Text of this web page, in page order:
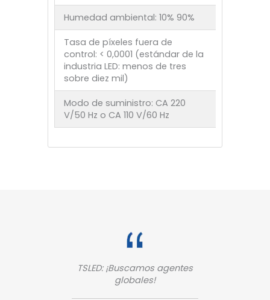
Humedad ambiental: 10% 90%
Tasa de píxeles fuera de
control: < 0,0001 (estándar de la
industria LED: menos de tres
sobre diez mil)
Modo de suministro: CA 220
V/50 Hz o CA 110 V/60 Hz
TSLED: ¡Buscamos agentes
globales!